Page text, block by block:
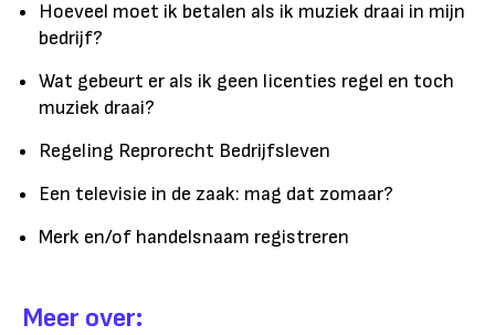
Hoeveel moet ik betalen als ik muziek draai in mijn
bedrijf?
Wat gebeurt er als ik geen licenties regel en toch
muziek draai?
Regeling Reprorecht Bedrijfsleven
Een televisie in de zaak: mag dat zomaar?
Merk en/of handelsnaam registreren
Meer over: